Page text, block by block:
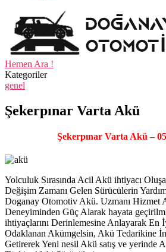
Hemen Ara !
Kategoriler
genel
Şekerpınar Varta Akü
Şekerpınar Varta Akü –
Yolculuk Sırasında Acil Akü ihtiyacı
Değişim Zamanı Gelen Sürücülerin
Doganay Otomotiv Akü. Uzmanı Hizmet
Deneyiminden Güç Alarak hayata
ihtiyaçlarını Derinlemesine Anlayarak En
Odaklanan Akümgelsin, Akü Tedarikine
Getirerek Yeni nesil Akü satış ve yerinde